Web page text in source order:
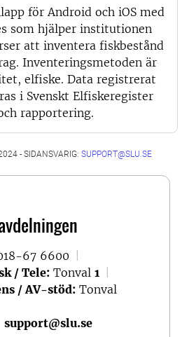
för Android och iOS med
som hjälper institutionen
att inventera fiskbestånd
Inventeringsmetoden är
elfiske. Data registrerat
i Svenskt Elfiskeregister
rapportering.
- SIDANSVARIG: SUPPORT@SLU.SE
67 6600
/ Tele: Tonval 1
/ AV-stöd: Tonval
support@slu.se